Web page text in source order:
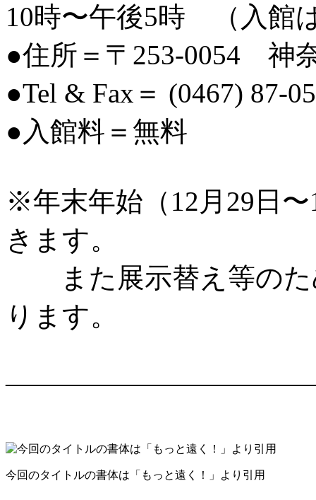
10時〜午後5時 （入館
●住所＝〒253-0054 神
●Tel & Fax＝ (0467) 87-
●入館料＝無料
※年末年始（12月29日
きます。
また展示替え等のた
ります。
今回のタイトルの書体は「もっと遠く！」より引用